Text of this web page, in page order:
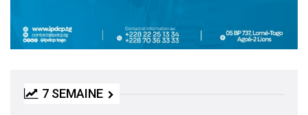
7 SEMAINE